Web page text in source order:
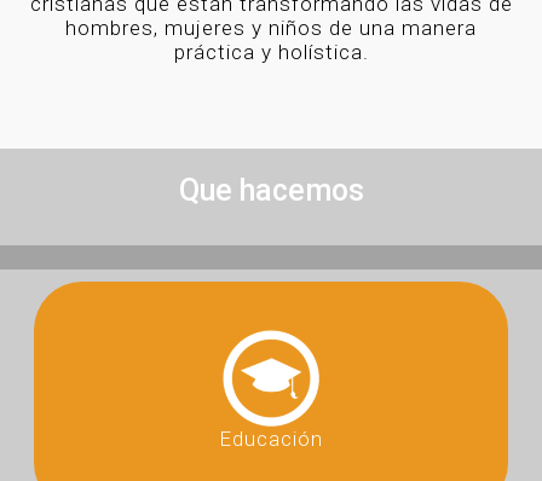
hombres, mujeres y niños de una manera
práctica y holística.
Que hacemos
Educación